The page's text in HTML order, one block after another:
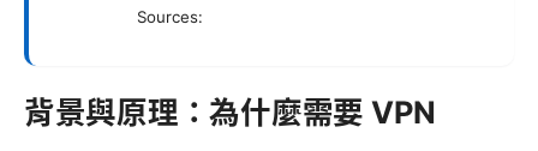
Sources:
背景與原理：為什麼需要 VPN